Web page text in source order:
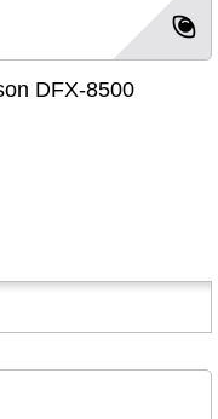
DFX-8500